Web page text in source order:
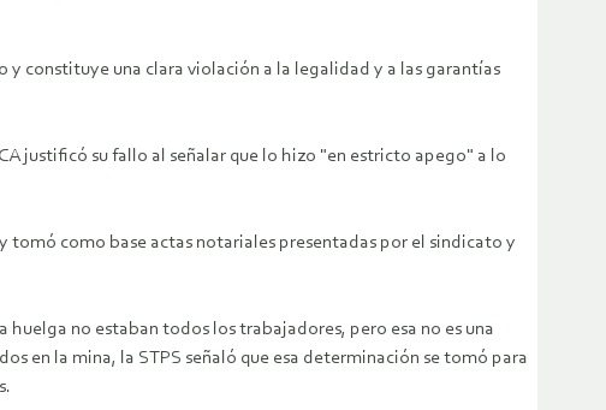
y constituye una clara violación a la legalidad y a las garantías
justificó su fallo al señalar que lo hizo "en estricto apego" a lo
tomó como base actas notariales presentadas por el sindicato y
huelga no estaban todos los trabajadores, pero esa no es una
en la mina, la STPS señaló que esa determinación se tomó para